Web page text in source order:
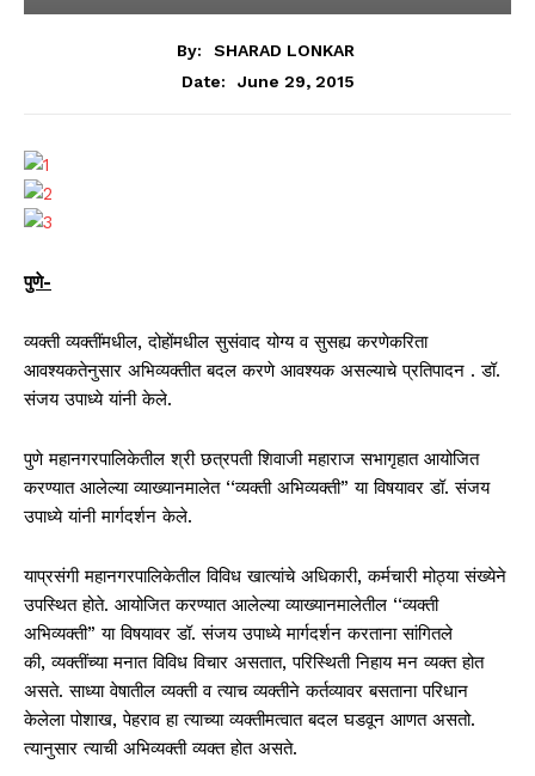
By:
SHARAD LONKAR
Date:
June 29, 2015
पुणे-
व्यक्ती व्यक्तींमधील, दोहोंमधील सुसंवाद योग्य व सुसह्य करणेकरिता
आवश्यकतेनुसार अभिव्यक्तीत बदल करणे आवश्यक असल्याचे प्रतिपादन . डॉ.
संजय उपाध्ये यांनी केले.
पुणे महानगरपालिकेतील श्री छत्रपती शिवाजी महाराज सभागृहात आयोजित
करण्यात आलेल्या व्याख्यानमालेत ‘‘व्यक्ती अभिव्यक्ती” या विषयावर डॉ. संजय
उपाध्ये यांनी मार्गदर्शन केले.
याप्रसंगी महानगरपालिकेतील विविध खात्यांचे अधिकारी, कर्मचारी मोठ्या संख्येने
उपस्थित होते. आयोजित करण्यात आलेल्या व्याख्यानमालेतील ‘‘व्यक्ती
अभिव्यक्ती” या विषयावर डॉ. संजय उपाध्ये मार्गदर्शन करताना सांगितले
की, व्यक्तींच्या मनात विविध विचार असतात, परिस्थिती निहाय मन व्यक्त होत
असते. साध्या वेषातील व्यक्ती व त्याच व्यक्तीने कर्तव्यावर बसताना परिधान
केलेला पोशाख, पेहराव हा त्याच्या व्यक्तीमत्वात बदल घडवून आणत असतो.
त्यानुसार त्याची अभिव्यक्ती व्यक्त होत असते.